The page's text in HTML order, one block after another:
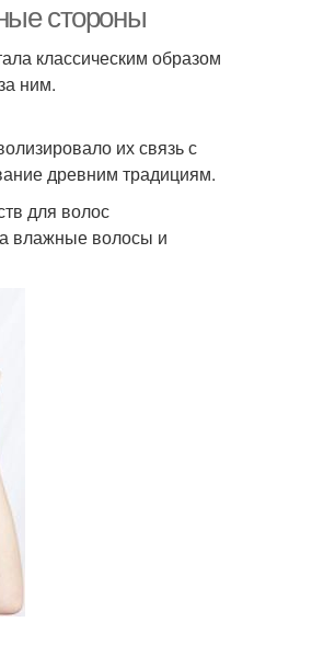
стороны
классическим образом
ним.
их связь с
древним традициям.
для волос
влажные волосы и